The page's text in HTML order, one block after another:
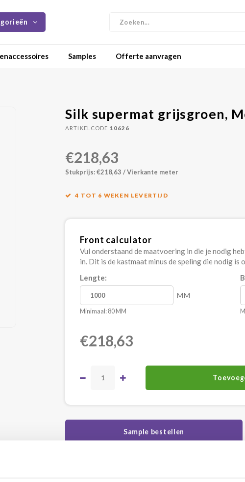
Samples Offerte aanvragen
Silk supermat grijsgroen,
ARTIKELCODE 10626
€218,63
Stukprijs: €218,63 / Vierkante meter
4 TOT 6 WEKEN LEVERTIJD
Front calculator
Vul onderstaand de maatvoering in die je nodig
in. Dit is de kastmaat minus de speling die nodig is
Lengte:
MM
Minimaal: 80 MM
€218,63
Sample bestellen